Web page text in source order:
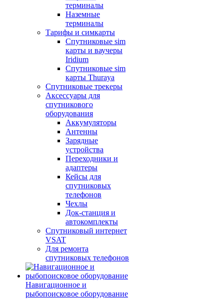
терминалы
Наземные
терминалы
Тарифы и симкарты
Спутниковые sim
карты и ваучеры
Iridium
Спутниковые sim
карты Thuraya
Спутниковые трекеры
Аксессуары для
спутникового
оборудования
Аккумуляторы
Антенны
Зарядные
устройства
Переходники и
адаптеры
Кейсы для
спутниковых
телефонов
Чехлы
Док-станция и
автокомплекты
Спутниковый интернет
VSAT
Для ремонта
спутниковых телефонов
Навигационное и
рыбопоисковое оборудование